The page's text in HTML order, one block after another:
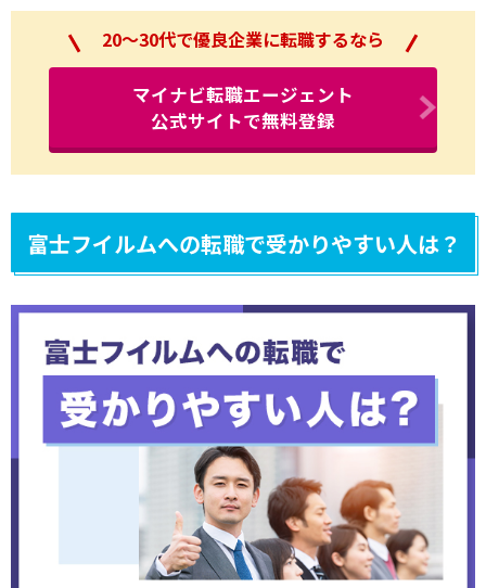
20～30代で優良企業に転職するなら
マイナビ転職エージェント
公式サイトで無料登録
富士フイルムへの転職で受かりやすい人は？